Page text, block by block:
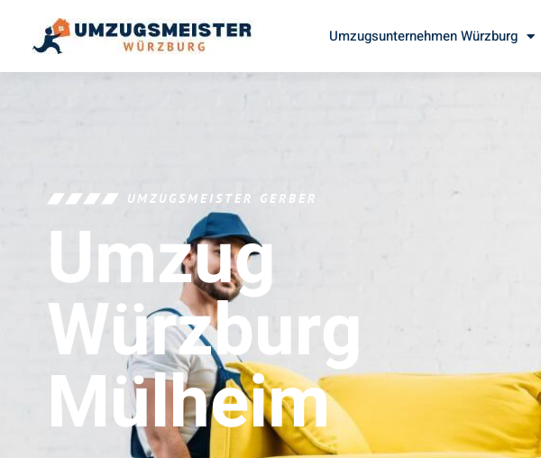
Umzugsunternehmen Würzburg
UMZUGSMEISTER GERBER
Umzug
Würzburg
Mülheim